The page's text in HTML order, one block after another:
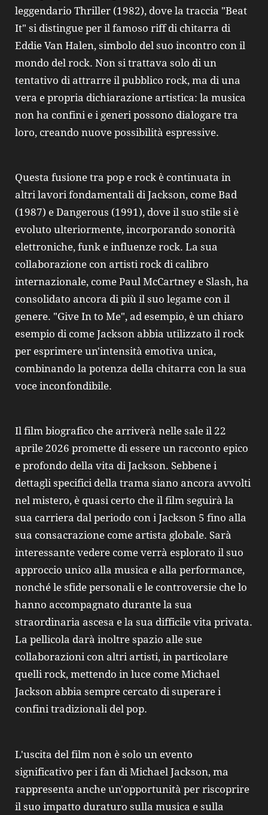
leggendario Thriller (1982), dove la traccia "Beat
It" si distingue per il famoso riff di chitarra di
Eddie Van Halen, simbolo del suo incontro con il
mondo del rock. Non si trattava solo di un
tentativo di attrarre il pubblico rock, ma di una
vera e propria dichiarazione artistica: la musica
non ha confini e i generi possono dialogare tra
loro, creando nuove possibilità espressive.
Questa fusione tra pop e rock è continuata in
altri lavori fondamentali di Jackson, come Bad
(1987) e Dangerous (1991), dove il suo stile si è
evoluto ulteriormente, incorporando sonorità
elettroniche, funk e influenze rock. La sua
collaborazione con artisti rock di calibro
internazionale, come Paul McCartney e Slash, ha
consolidato ancora di più il suo legame con il
genere. "Give In to Me", ad esempio, è un chiaro
esempio di come Jackson abbia utilizzato il rock
per esprimere un'intensità emotiva unica,
combinando la potenza della chitarra con la sua
voce inconfondibile.
Il film biografico che arriverà nelle sale il 22
aprile 2026 promette di essere un racconto epico
e profondo della vita di Jackson. Sebbene i
dettagli specifici della trama siano ancora avvolti
nel mistero, è quasi certo che il film seguirà la
sua carriera dal periodo con i Jackson 5 fino alla
sua consacrazione come artista globale. Sarà
interessante vedere come verrà esplorato il suo
approccio unico alla musica e alla performance,
nonché le sfide personali e le controversie che lo
hanno accompagnato durante la sua
straordinaria ascesa e la sua difficile vita privata.
La pellicola darà inoltre spazio alle sue
collaborazioni con altri artisti, in particolare
quelli rock, mettendo in luce come Michael
Jackson abbia sempre cercato di superare i
confini tradizionali del pop.
L'uscita del film non è solo un evento
significativo per i fan di Michael Jackson, ma
rappresenta anche un'opportunità per riscoprire
il suo impatto duraturo sulla musica e sulla